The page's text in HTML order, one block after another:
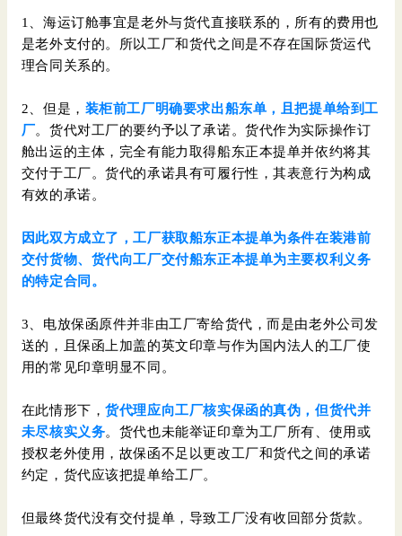
1、海运订舱事宜是老外与货代直接联系的，所有的费用也
是老外支付的。所以工厂和货代之间是不存在国际货运代
理合同关系的。
2、但是， 装柜前工厂明确要求出船东单，且把提单给到工
厂。货代对工厂的要约予以了承诺。货代作为实际操作订
舱出运的主体，完全有能力取得船东正本提单并依约将其
交付于工厂。货代的承诺具有可履行性，其表意行为构成
有效的承诺。
因此双方成立了，工厂获取船东正本提单为条件在装港前
交付货物、货代向工厂交付船东正本提单为主要权利义务
的特定合同。
3、电放保函原件并非由工厂寄给货代，而是由老外公司发
送的，且保函上加盖的英文印章与作为国内法人的工厂使
用的常见印章明显不同。
在此情形下，货代理应向工厂核实保函的真伪，但货代并
未尽核实义务。货代也未能举证印章为工厂所有、使用或
授权老外使用，故保函不足以更改工厂和货代之间的承诺
约定，货代应该把提单给工厂。
但最终货代没有交付提单，导致工厂没有收回部分货款。